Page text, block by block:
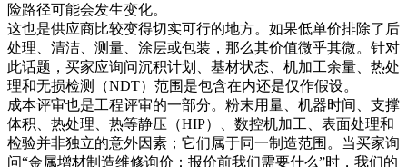
险路径可能会发生变化。
这也是供应商比较变得切实可行的地方。如果低单价排除了后
处理、清洁、测量、涂层或包装，那么其价值微乎其微。针对
此话题，买家应询问沉积计划、基材状态、机加工余量、热处
理和无损检测（NDT）范围是包含在内还是仅作假设。
成本评审也是工程评审的一部分。粉末用量、机器时间、支撑
体积、热处理、热等静压（HIP）、数控机加工、表面处理和
检验并非独立的意外因素；它们属于同一制造范围。当买家询
问“金属增材制造维修询价：报价前我们需要什么”时，我们的